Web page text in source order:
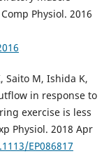
Physiol. 2016
Saito M, Ishida K,
in response to
exercise is less
Physiol. 2018 Apr
EP086817